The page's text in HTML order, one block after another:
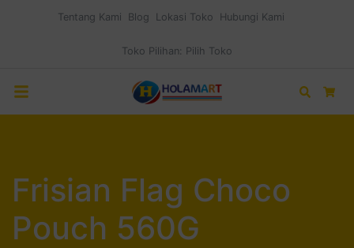
Tentang Kami Blog Lokasi Toko Hubungi Kami
Toko Pilihan: Pilih Toko
Search
Frisian Flag Choco
Pouch 560G